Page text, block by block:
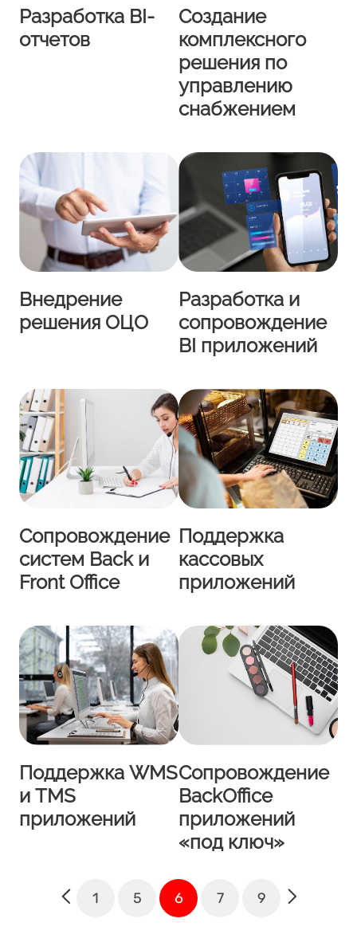
Разработка BI-
отчетов
Создание
комплексного
решения по
управлению
снабжением
Внедрение
решения ОЦО
Разработка и
сопровождение
BI приложений
Сопровождение
систем Back и
Front Office
Поддержка
кассовых
приложений
Поддержка WMS
и TMS
приложений
Сопровождение
BackOffice
приложений
«под ключ»
1 5 6 7 9